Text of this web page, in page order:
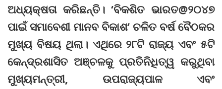
ଅଧ୍ୟକ୍ଷତା କରିଛନ୍ତି। ‘ବିକଶିତ ଭାରତ@୨୦୪୭
ପାଇଁ ସମାବେଶୀ ମାନବ ବିକାଶ’ ଚଳିତ ବର୍ଷ ବୈଠକର
ମୁଖ୍ୟ ବିଷୟ ଥିଲା। ଏଥିରେ ୨୮ଟି ରାଜ୍ୟ ଏବଂ ୫ଟି
କେନ୍ଦ୍ରଶାସିତ ଅଞ୍ଚଳକୁ ପ୍ରତିନିଧିତ୍ୱ କରୁଥିବା
ମୁଖ୍ୟମନ୍ତ୍ରୀ, ଉପରାଜ୍ୟପାଳ ଏବଂ